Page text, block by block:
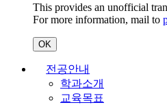
This provides an unofficial
For more information, mail to
OK
전공안내
학과소개
교육목표